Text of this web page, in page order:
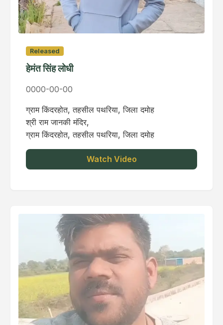
Released
हेमंत सिंह लोधी
0000-00-00
ग्राम किंदरहोत, तहसील पथरिया, जिला दमोह
श्री राम जानकी मंदिर,
ग्राम किंदरहोत, तहसील पथरिया, जिला दमोह
Watch Video